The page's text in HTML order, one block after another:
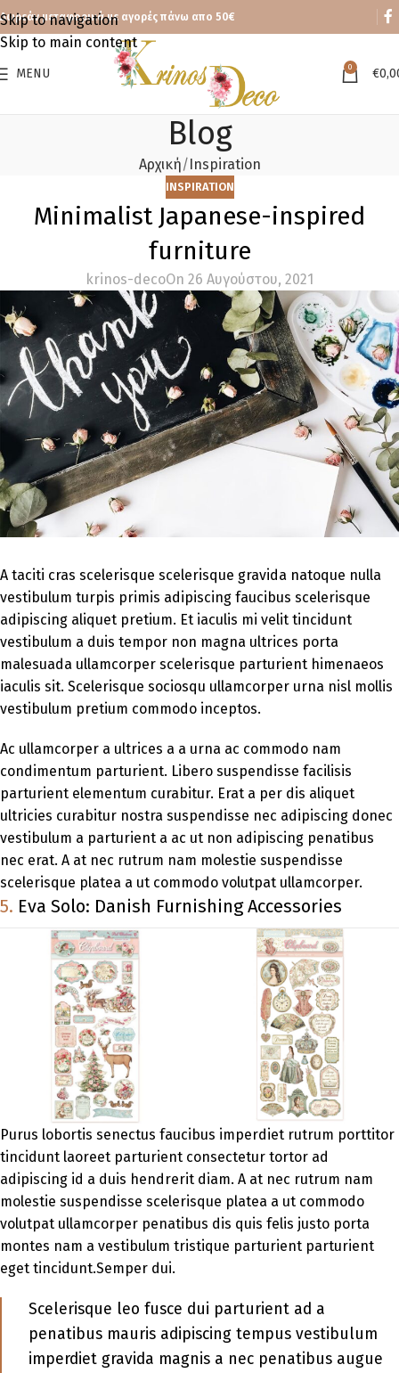
Skip to navigation
Skip to main content
Δωρεάν μεταφορικά με αγορές πάνω απο 50€
MENU 0 €
Blog
Αρχική Inspiration
INSPIRATION
Minimalist Japanese-inspired
furniture
krinos-decoOn 26 Αυγούστου, 2021
A taciti cras scelerisque scelerisque gravida natoque nulla
vestibulum turpis primis adipiscing faucibus scelerisque
adipiscing aliquet pretium. Et iaculis mi velit tincidunt
vestibulum a duis tempor non magna ultrices porta
malesuada ullamcorper scelerisque parturient himenaeos
iaculis sit. Scelerisque sociosqu ullamcorper urna nisl mollis
vestibulum pretium commodo inceptos.
Ac ullamcorper a ultrices a a urna ac commodo nam
condimentum parturient. Libero suspendisse facilisis
parturient elementum curabitur. Erat a per dis aliquet
ultricies curabitur nostra suspendisse nec adipiscing donec
vestibulum a parturient a ac ut non adipiscing penatibus
nec erat. A at nec rutrum nam molestie suspendisse
scelerisque platea a ut commodo volutpat ullamcorper.
5. Eva Solo: Danish Furnishing Accessories
Purus lobortis senectus faucibus imperdiet rutrum porttitor
tincidunt laoreet parturient consectetur tortor ad
adipiscing id a duis hendrerit diam. A at nec rutrum nam
molestie suspendisse scelerisque platea a ut commodo
volutpat ullamcorper penatibus dis quis felis justo porta
montes nam a vestibulum tristique parturient parturient
eget tincidunt.Semper dui.
Scelerisque leo fusce dui parturient ad a
penatibus mauris adipiscing tempus vestibulum
imperdiet gravida magnis a nec penatibus augue